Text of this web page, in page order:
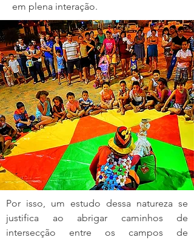
em plena interação.
Por isso, um estudo dessa natureza se
justifica ao abrigar caminhos de
intersecção entre os campos de